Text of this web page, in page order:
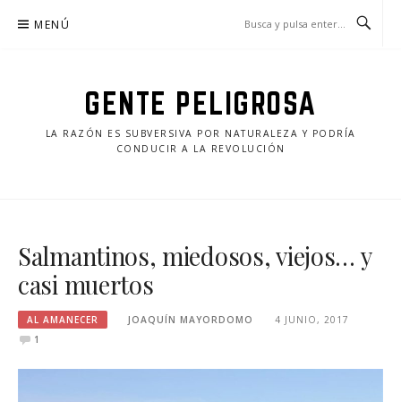
MENÚ
GENTE PELIGROSA
LA RAZÓN ES SUBVERSIVA POR NATURALEZA Y PODRÍA
CONDUCIR A LA REVOLUCIÓN
Salmantinos, miedosos, viejos… y
casi muertos
AL AMANECER JOAQUÍN MAYORDOMO
4 JUNIO, 2017
1